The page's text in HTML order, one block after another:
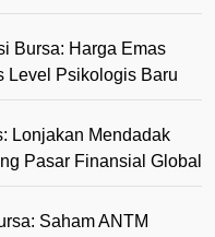
Bursa: Harga Emas
Level Psikologis Baru
Lonjakan Mendadak
Pasar Finansial Global
Saham ANTM